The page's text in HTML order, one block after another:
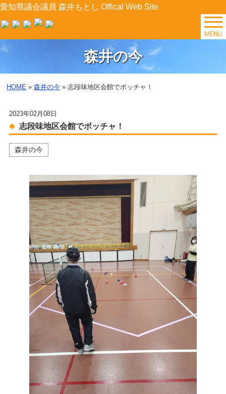
愛知県議会議員 森井もとし Offical Web Site
TOP
森井の今
プロフィール
森井の提案
県政レポート
森井の今
HOME »森井の今 » 志段味地区会館でボッチャ！
2023年02月08日
志段味地区会館でボッチャ！
森井の今